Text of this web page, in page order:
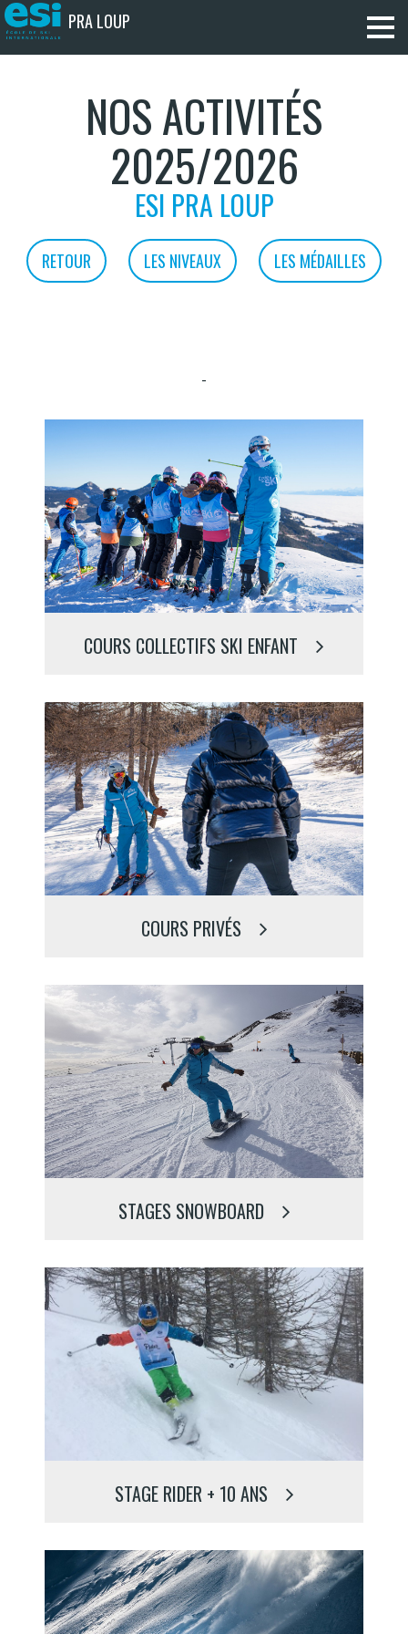
PRA LOUP
NOS ACTIVITÉS
2025/2026
ESI PRA LOUP
RETOUR LES NIVEAUX LES MÉDAILLES
-
COURS COLLECTIFS SKI ENFANT
COURS PRIVÉS
STAGES SNOWBOARD
STAGE RIDER + 10 ANS